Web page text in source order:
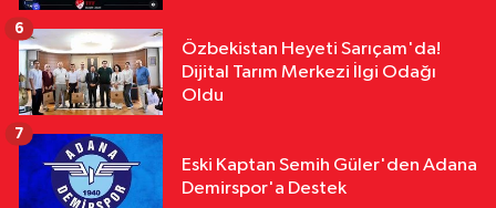
Özbekistan Heyeti Sarıçam'da!
Dijital Tarım Merkezi İlgi Odağı
Oldu
6
Eski Kaptan Semih Güler'den Adana
Demirspor'a Destek
7